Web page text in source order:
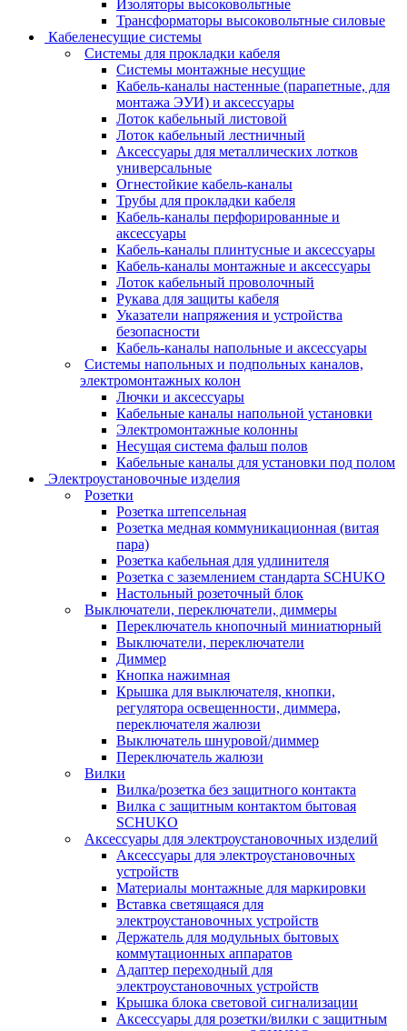
Изоляторы высоковольтные
Трансформаторы высоковольтные силовые
Кабеленесущие системы
Системы для прокладки кабеля
Системы монтажные несущие
Кабель-каналы настенные (парапетные, для
монтажа ЭУИ) и аксессуары
Лоток кабельный листовой
Лоток кабельный лестничный
Аксессуары для металлических лотков
универсальные
Огнестойкие кабель-каналы
Трубы для прокладки кабеля
Кабель-каналы перфорированные и
аксессуары
Кабель-каналы плинтусные и аксессуары
Кабель-каналы монтажные и аксессуары
Лоток кабельный проволочный
Рукава для защиты кабеля
Указатели напряжения и устройства
безопасности
Кабель-каналы напольные и аксессуары
Системы напольных и подпольных каналов,
электромонтажных колон
Лючки и аксессуары
Кабельные каналы напольной установки
Электромонтажные колонны
Несущая система фальш полов
Кабельные каналы для установки под полом
Электроустановочные изделия
Розетки
Розетка штепсельная
Розетка медная коммуникационная (витая
пара)
Розетка кабельная для удлинителя
Розетка с заземлением стандарта SCHUKO
Настольный розеточный блок
Выключатели, переключатели, диммеры
Переключатель кнопочный миниатюрный
Выключатели, переключатели
Диммер
Кнопка нажимная
Крышка для выключателя, кнопки,
регулятора освещенности, диммера,
переключателя жалюзи
Выключатель шнуровой/диммер
Переключатель жалюзи
Вилки
Вилка/розетка без защитного контакта
Вилка с защитным контактом бытовая
SCHUKO
Аксессуары для электроустановочных изделий
Аксессуары для электроустановочных
устройств
Материалы монтажные для маркировки
Вставка светящаяся для
электроустановочных устройств
Держатель для модульных бытовых
коммутационных аппаратов
Адаптер переходный для
электроустановочных устройств
Крышка блока световой сигнализации
Аксессуары для розетки/вилки с защитным